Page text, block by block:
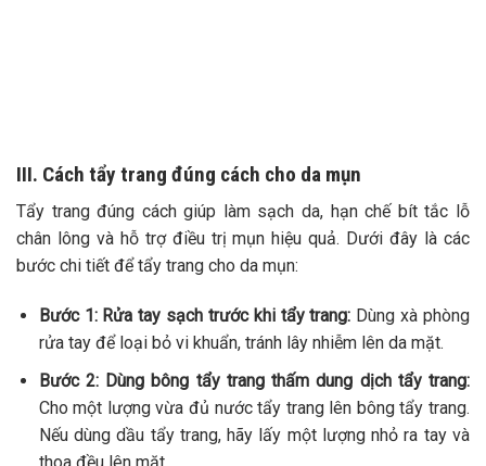
III. Cách tẩy trang đúng cách cho da mụn
Tẩy trang đúng cách giúp làm sạch da, hạn chế bít tắc lỗ
chân lông và hỗ trợ điều trị mụn hiệu quả. Dưới đây là các
bước chi tiết để tẩy trang cho da mụn:
Bước 1: Rửa tay sạch trước khi tẩy trang: Dùng xà phòng
rửa tay để loại bỏ vi khuẩn, tránh lây nhiễm lên da mặt.
Bước 2: Dùng bông tẩy trang thấm dung dịch tẩy trang:
Cho một lượng vừa đủ nước tẩy trang lên bông tẩy trang.
Nếu dùng dầu tẩy trang, hãy lấy một lượng nhỏ ra tay và
thoa đều lên mặt.